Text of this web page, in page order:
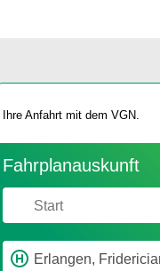
Ihre An­fahrt mit dem VGN.
Fahr­plan­aus­kunft